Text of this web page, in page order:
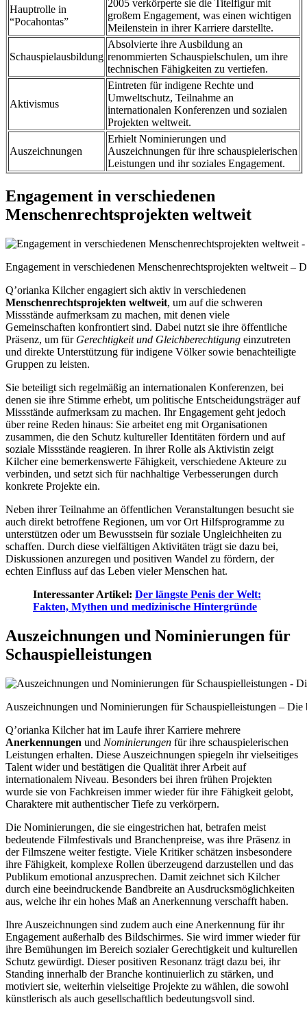
Hauptrolle in
“Pocahontas”
2005 verkörperte sie die Titelfigur mit
großem Engagement, was einen wichtigen
Meilenstein in ihrer Karriere darstellte.
Schauspielausbildung
Absolvierte ihre Ausbildung an
renommierten Schauspielschulen, um ihre
technischen Fähigkeiten zu vertiefen.
Aktivismus
Eintreten für indigene Rechte und
Umweltschutz, Teilnahme an
internationalen Konferenzen und sozialen
Projekten weltweit.
Auszeichnungen
Erhielt Nominierungen und
Auszeichnungen für ihre schauspielerischen
Leistungen und ihr soziales Engagement.
Engagement in verschiedenen
Menschenrechtsprojekten weltweit
Engagement in verschiedenen Menschenrechtsprojekten weltweit
Q’orianka Kilcher engagiert sich aktiv in verschiedenen
Menschenrechtsprojekten weltweit, um auf die schweren
Missstände aufmerksam zu machen, mit denen viele
Gemeinschaften konfrontiert sind. Dabei nutzt sie ihre öffentliche
Präsenz, um für Gerechtigkeit und Gleichberechtigung einzutreten
und direkte Unterstützung für indigene Völker sowie benachteiligte
Gruppen zu leisten.
Sie beteiligt sich regelmäßig an internationalen Konferenzen, bei
denen sie ihre Stimme erhebt, um politische Entscheidungsträger auf
Missstände aufmerksam zu machen. Ihr Engagement geht jedoch
über reine Reden hinaus: Sie arbeitet eng mit Organisationen
zusammen, die den Schutz kultureller Identitäten fördern und auf
soziale Missstände reagieren. In ihrer Rolle als Aktivistin zeigt
Kilcher eine bemerkenswerte Fähigkeit, verschiedene Akteure zu
verbinden, und setzt sich für nachhaltige Verbesserungen durch
konkrete Projekte ein.
Neben ihrer Teilnahme an öffentlichen Veranstaltungen besucht sie
auch direkt betroffene Regionen, um vor Ort Hilfsprogramme zu
unterstützen oder um Bewusstsein für soziale Ungleichheiten zu
schaffen. Durch diese vielfältigen Aktivitäten trägt sie dazu bei,
Diskussionen anzuregen und positiven Wandel zu fördern, der
echten Einfluss auf das Leben vieler Menschen hat.
Interessanter Artikel: Der längste Penis der Welt:
Fakten, Mythen und medizinische Hintergründe
Auszeichnungen und Nominierungen für
Schauspielleistungen
Auszeichnungen und Nominierungen für Schauspielleistungen –
Q’orianka Kilcher hat im Laufe ihrer Karriere mehrere
Anerkennungen und Nominierungen für ihre schauspielerischen
Leistungen erhalten. Diese Auszeichnungen spiegeln ihr vielseitiges
Talent wider und bestätigen die Qualität ihrer Arbeit auf
internationalem Niveau. Besonders bei ihren frühen Projekten
wurde sie von Fachkreisen immer wieder für ihre Fähigkeit gelobt,
Charaktere mit authentischer Tiefe zu verkörpern.
Die Nominierungen, die sie eingestrichen hat, betrafen meist
bedeutende Filmfestivals und Branchenpreise, was ihre Präsenz in
der Filmszene weiter festigte. Viele Kritiker schätzen insbesondere
ihre Fähigkeit, komplexe Rollen überzeugend darzustellen und das
Publikum emotional anzusprechen. Damit zeichnet sich Kilcher
durch eine beeindruckende Bandbreite an Ausdrucksmöglichkeiten
aus, welche ihr ein hohes Maß an Anerkennung verschafft haben.
Ihre Auszeichnungen sind zudem auch eine Anerkennung für ihr
Engagement außerhalb des Bildschirmes. Sie wird immer wieder für
ihre Bemühungen im Bereich sozialer Gerechtigkeit und kulturellen
Schutz gewürdigt. Dieser positiven Resonanz trägt dazu bei, ihr
Standing innerhalb der Branche kontinuierlich zu stärken, und
motiviert sie, weiterhin vielseitige Projekte zu wählen, die sowohl
künstlerisch als auch gesellschaftlich bedeutungsvoll sind.